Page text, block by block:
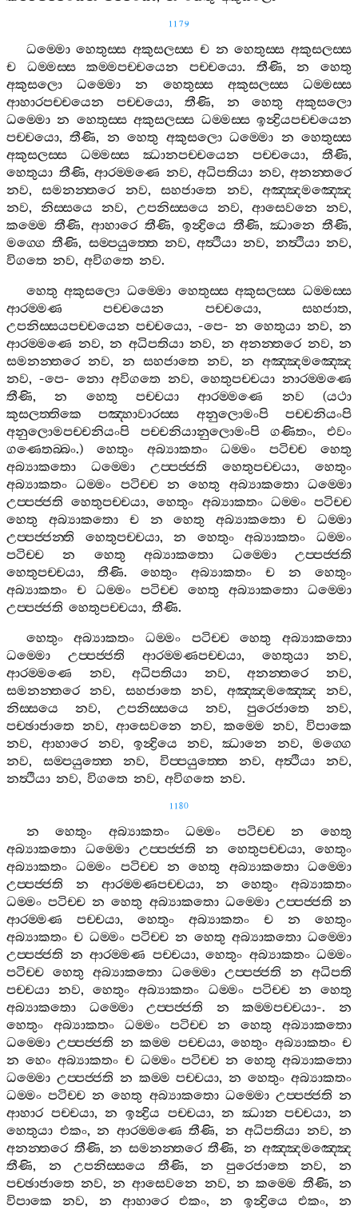
1179
ධම‍්මො හෙතුස‍්ස අකුසලස‍්ස ච න හෙතුස‍්ස අකුසලස‍්ස
ච
ධම‍්මස‍්ස කම‍්මපච‍්චයෙන පච‍්චයො. තීණි,න
හෙතු
අකුසලො
ධම‍්මො න හෙතුස‍්ස අකුසලස‍්ස
ධම‍්මස‍්ස
ආහාරපච‍්චයෙන
පච‍්චයො,තීණි, න හෙතු
අකුසලො
ධම‍්මො න හෙතුස‍්ස අකුසලස‍්ස ධම‍්මස‍්ස ඉන්‍ද්‍රියපච‍්චයෙන
පච‍්චයො,තීණි, න හෙතු අකුසලො ධම‍්මො න හෙතුස‍්ස
අකුසලස‍්ස
ධම‍්මස‍්ස ඣානපච‍්චයෙන පච‍්චයො, තීණි,
හෙතුයා තීණි, ආරම‍්මණෙ නව, අධිපතියා නව, අනන‍්තරෙ
නව,සමනන‍්තරෙ නව,සහජාතෙ නව,අඤ‍්ඤමඤ‍්ඤෙ
නව,නිස‍්සයෙ නව, උපනිස‍්සයෙ නව, ආසෙවනෙ නව,
කම‍්මෙ තීණි,ආහාරෙ තීණි, ඉන්‍ද්‍රියෙ තීණි, ඣානෙ තීණි,
මග‍්ගෙ තීණි, සම‍්පයුත‍්තෙ නව,අත්‍ථියා නව, නත්‍ථියා නව,
විගතෙ නව, අවිගතෙ නව.
හෙතු අකුසලො ධම‍්මො හෙතුස‍්ස අකුසලස‍්ස ධම‍්මස‍්ස
ආරම‍්මණ
පච‍්චයෙන පච‍්චයො,සහජාත,
උපනිස‍්සයපච‍්චයෙන පච‍්චයො, -පෙ- න හෙතුයා නව, න
ආරම‍්මණෙ නව, න අධිපතියා නව, න අනන‍්තරෙ නව, න
සමනන‍්තරෙ නව, න සහජාතෙ නව, න අඤ‍්ඤමඤ‍්ඤෙ
නව, -පෙ- නො අවිගතෙ නව, හෙතුපච‍්චයා නාරම‍්මණෙ
තීණි,න හෙතු පච‍්චයා ආරම‍්මණෙ නව (යථා
කුසලත‍්තිකෙ
පඤ‍්හාවාරස‍්ස අනුලොමංපි
පච‍්චනියංපි
අනුලොමපච‍්චනියංපි
පච‍්චනියානුලොමංපි ගණිතං,එවං
ගණෙතබ‍්බං.) හෙතුං අබ්‍යාකතං ධම‍්මං පටිච‍්ච
හෙතු
අබ්‍යාකතො
ධම‍්මො උප‍්පජ‍්ජති හෙතුපච‍්චයා, හෙතුං
අබ්‍යාකතං ධම‍්මං පටිච‍්ච න හෙතු අබ්‍යාකතො ධම‍්මො
උප‍්පජ‍්ජති හෙතුපච‍්චයා,හෙතුං අබ්‍යාකතං ධම‍්මං පටිච‍්ච
හෙතු
අබ්‍යාකතො ච න හෙතු අබ්‍යාකතො ච
ධම‍්මා
උප‍්පජ‍්ජන‍්ති
හෙතුපච‍්චයා,න හෙතුං අබ්‍යාකතං
ධම‍්මං
පටිච‍්ච
න හෙතු අබ්‍යාකතො ධම‍්මො
උප‍්පජ‍්ජති
හෙතුපච‍්චයා, තීණි. හෙතුං අබ්‍යාකතං ච න
හෙතුං
අබ්‍යාකතං
ච ධම‍්මං පටිච‍්ච හෙතු අබ්‍යාකතො
ධම‍්මො
උප‍්පජ‍්ජති හෙතුපච‍්චයා, තීණි.
හෙතුං
අබ්‍යාකතං ධම‍්මං පටිච‍්ච හෙතු
අබ්‍යාකතො
ධම‍්මො
උප‍්පජ‍්ජති ආරම‍්මණපච‍්චයා, හෙතුයා නව,
ආරම‍්මණෙ
නව,අධිපතියා නව,අනන‍්තරෙ නව,
සමනන‍්තරෙ
නව, සහජාතෙ නව, අඤ‍්ඤමඤ‍්ඤෙ නව,
නිස‍්සයෙ
නව,උපනිස‍්සයෙ නව,පුරෙජාතෙ නව,
පච‍්ඡාජාතෙ නව,ආසෙවනෙ නව, කම‍්මෙ නව,විපාකෙ
නව,ආහාරෙ නව, ඉන්‍ද්‍රියෙ නව,ඣානෙ නව,මග‍්ගෙ
නව, සම‍්පයුත‍්තෙ නව,විප‍්පයුත‍්තෙ නව,අත්‍ථියා නව,
නත්‍ථියා නව, විගතෙ නව, අවිගතෙ නව.
1180
න හෙතුං අබ්‍යාකතං ධම‍්මං පටිච‍්ච න
හෙතු
අබ්‍යාකතො
ධම‍්මො උප‍්පජ‍්ජති න හෙතුපච‍්චයා, හෙතුං
අබ්‍යාකතං ධම‍්මං පටිච‍්ච න හෙතු අබ්‍යාකතො ධම‍්මො
උප‍්පජ‍්ජති
න ආරම‍්මණපච‍්චයා,න හෙතුං
අබ්‍යාකතං
ධම‍්මං පටිච‍්ච න හෙතු අබ්‍යාකතො ධම‍්මො උප‍්පජ‍්ජති න
ආරම‍්මණ
පච‍්චයා, හෙතුං අබ්‍යාකතං ච න
හෙතුං
අබ්‍යාකතං ච ධම‍්මං පටිච‍්ච න හෙතු අබ්‍යාකතො ධම‍්මො
උප‍්පජ‍්ජති න ආරම‍්මණ පච‍්චයා, හෙතුං අබ්‍යාකතං ධම‍්මං
පටිච‍්ච හෙතු අබ්‍යාකතො ධම‍්මො උප‍්පජ‍්ජති න
අධිපති
පච‍්චයා නව,හෙතුං අබ්‍යාකතං ධම‍්මං පටිච‍්ච න
හෙතු
අබ්‍යාකතො
ධම‍්මො උප‍්පජ‍්ජති න කම‍්මපච‍්චයා-.න
හෙතුං
අබ්‍යාකතං ධම‍්මං පටිච‍්ච න හෙතු
අබ්‍යාකතො
ධම‍්මො උප‍්පජ‍්ජති න කම‍්ම පච‍්චයා,හෙතුං අබ්‍යාකතං ච
න හෙං අබ්‍යාකතං ච ධම‍්මං පටිච‍්ච න හෙතු අබ්‍යාකතො
ධම‍්මො උප‍්පජ‍්ජති න කම‍්ම පච‍්චයා,න හෙතුං අබ්‍යාකතං
ධම‍්මං පටිච‍්ච න හෙතු අබ්‍යාකතො ධම‍්මො උප‍්පජ‍්ජති න
ආහාර පච‍්චයා,න ඉන්‍ද්‍රිය පච‍්චයා,න ඣාන පච‍්චයා, න
හෙතුයා එකං, න ආරම‍්මණෙ තීණි, න අධිපතියා නව, න
අනන‍්තරෙ තීණි, න සමනන‍්තරෙ තීණි, න අඤ‍්ඤමඤ‍්ඤෙ
තීණි, න උපනිස‍්සයෙ තීණි, න පුරෙජාතෙ නව,න
පච‍්ඡාජාතෙ නව,න ආසෙවනෙ නව, න කම‍්මෙ තීණි, න
විපාකෙ
නව, න ආහාරෙ එකං,න ඉන්‍ද්‍රියෙ එකං, න